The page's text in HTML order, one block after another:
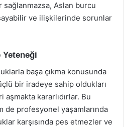
Aslan burcu
ve ilişkilerinde sorunlar
başa çıkma konusunda
bir iradeye sahip oldukları
aşmakta kararlıdırlar. Bu
profesyonel yaşamlarında
karşısında pes etmezler ve